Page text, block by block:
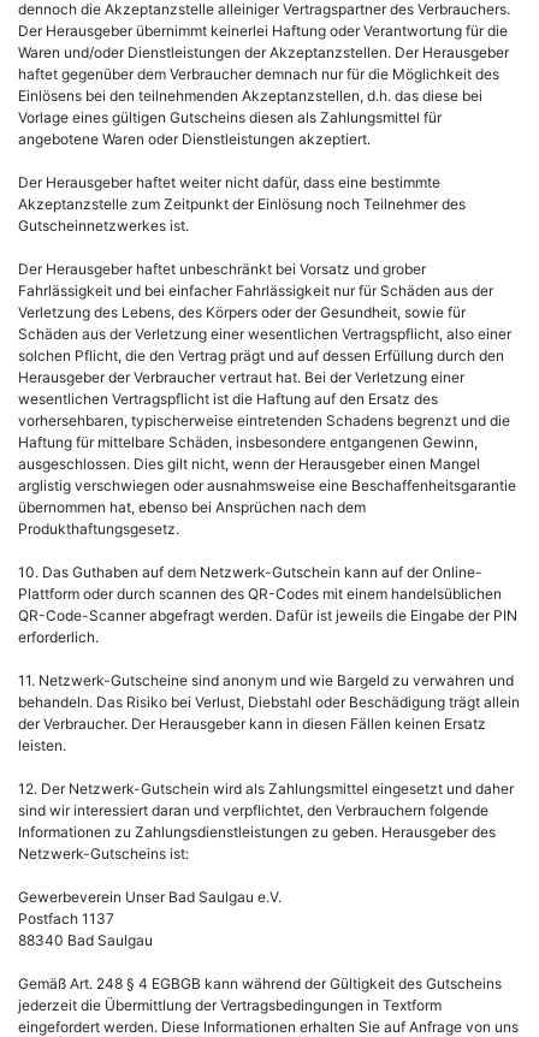
dennoch die Akzeptanzstelle alleiniger Vertragspartner des Verbrauchers.
Der Herausgeber übernimmt keinerlei Haftung oder Verantwortung für die
Waren und/oder Dienstleistungen der Akzeptanzstellen. Der Herausgeber
haftet gegenüber dem Verbraucher demnach nur für die Möglichkeit des
Einlösens bei den teilnehmenden Akzeptanzstellen, d.h. das diese bei
Vorlage eines gültigen Gutscheins diesen als Zahlungsmittel für
angebotene Waren oder Dienstleistungen akzeptiert.
Der Herausgeber haftet weiter nicht dafür, dass eine bestimmte
Akzeptanzstelle zum Zeitpunkt der Einlösung noch Teilnehmer des
Gutscheinnetzwerkes ist.
Der Herausgeber haftet unbeschränkt bei Vorsatz und grober
Fahrlässigkeit und bei einfacher Fahrlässigkeit nur für Schäden aus der
Verletzung des Lebens, des Körpers oder der Gesundheit, sowie für
Schäden aus der Verletzung einer wesentlichen Vertragspflicht, also einer
solchen Pflicht, die den Vertrag prägt und auf dessen Erfüllung durch den
Herausgeber der Verbraucher vertraut hat. Bei der Verletzung einer
wesentlichen Vertragspflicht ist die Haftung auf den Ersatz des
vorhersehbaren, typischerweise eintretenden Schadens begrenzt und die
Haftung für mittelbare Schäden, insbesondere entgangenen Gewinn,
ausgeschlossen. Dies gilt nicht, wenn der Herausgeber einen Mangel
arglistig verschwiegen oder ausnahmsweise eine Beschaffenheitsgarantie
übernommen hat, ebenso bei Ansprüchen nach dem
Produkthaftungsgesetz.
10. Das Guthaben auf dem Netzwerk-Gutschein kann auf der Online-
Plattform oder durch scannen des QR-Codes mit einem handelsüblichen
QR-Code-Scanner abgefragt werden. Dafür ist jeweils die Eingabe der PIN
erforderlich.
11. Netzwerk-Gutscheine sind anonym und wie Bargeld zu verwahren und
behandeln. Das Risiko bei Verlust, Diebstahl oder Beschädigung trägt allein
der Verbraucher. Der Herausgeber kann in diesen Fällen keinen Ersatz
leisten.
12. Der Netzwerk-Gutschein wird als Zahlungsmittel eingesetzt und daher
sind wir interessiert daran und verpflichtet, den Verbrauchern folgende
Informationen zu Zahlungsdienstleistungen zu geben. Herausgeber des
Netzwerk-Gutscheins ist:
Gewerbeverein Unser Bad Saulgau e.V.
Postfach 1137
88340 Bad Saulgau
Gemäß Art. 248 § 4 EGBGB kann während der Gültigkeit des Gutscheins
jederzeit die Übermittlung der Vertragsbedingungen in Textform
eingefordert werden. Diese Informationen erhalten Sie auf Anfrage von uns